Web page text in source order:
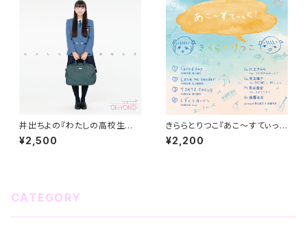
井出ちよの『わたしの高校生活』
（2ndAlbum）
¥2,500
きららとりつこ『あこ～すてぃっ
く！』(MiniAlbum)
¥2,200
CATEGORY